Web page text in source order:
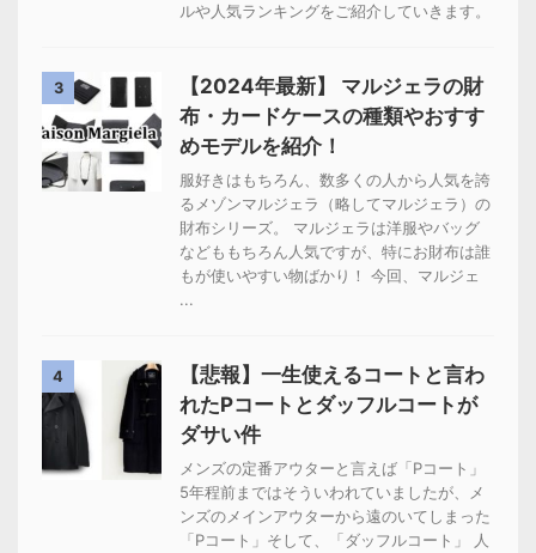
ルや人気ランキングをご紹介していきます。
3
【2024年最新】 マルジェラの財
布・カードケースの種類やおすす
めモデルを紹介！
服好きはもちろん、数多くの人から人気を誇
るメゾンマルジェラ（略してマルジェラ）の
財布シリーズ。 マルジェラは洋服やバッグ
などももちろん人気ですが、特にお財布は誰
もが使いやすい物ばかり！ 今回、マルジェ
...
4
【悲報】一生使えるコートと言わ
れたPコートとダッフルコートが
ダサい件
メンズの定番アウターと言えば「Pコート」
5年程前まではそういわれていましたが、メ
ンズのメインアウターから遠のいてしまった
「Pコート」そして、「ダッフルコート」 人